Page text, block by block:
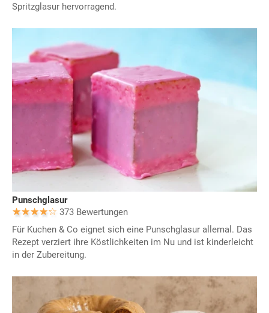
Spritzglasur hervorragend.
Punschglasur
373 Bewertungen
Für Kuchen & Co eignet sich eine Punschglasur allemal. Das
Rezept verziert ihre Köstlichkeiten im Nu und ist kinderleicht
in der Zubereitung.